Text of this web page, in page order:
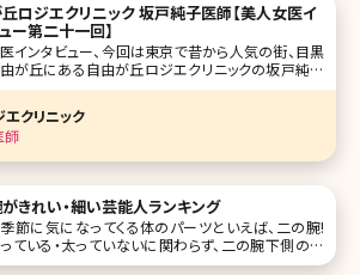
ロジエクリニック 坂戸純子医師【美人女医イ
ー第二十一回】
インタビュー、今回は東京で昔から人気の街、目黒
が丘にある自由が丘ロジエクリニックの坂戸純子
。 大学は建築学科に入り、そこから医学部を受け直
う珍しい経歴。美容医療に対する並々ならぬ熱い思
てくれました。 ご自身の結果がでた美容法を全公開!
フバランス
クリニック
師
きれい・細い芸能人ランキング
節に気になってくる体のパーツといえば、二の腕!
ている・太っていないに関わらず、二の腕下側のお
で掴めちゃったり、見た目的にもなんだか逞しくな